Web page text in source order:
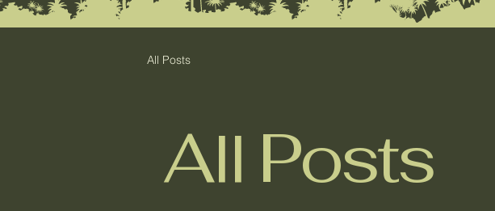
All Posts
All Posts